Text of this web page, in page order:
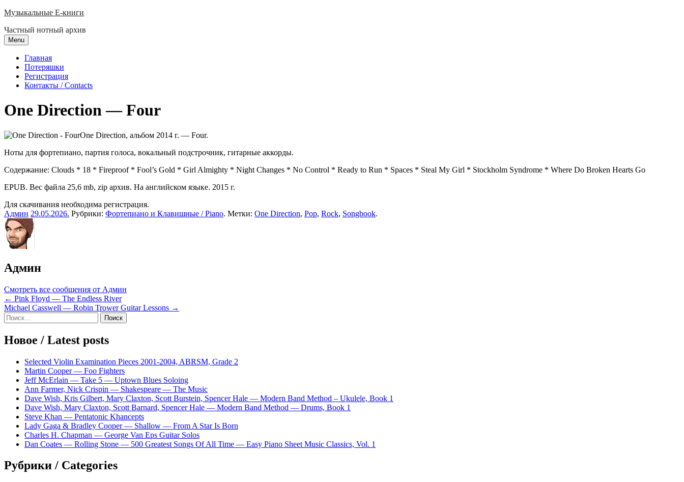
Skip
content
Музыкальные E-книги
Частный нотный архив
Menu
Главная
Потеряшки
Регистрация
Контакты / Contacts
One Direction — Four
One Direction, альбом 2014 г. — Four.
Ноты для фортепиано, партия голоса, вокальный подстрочник, гитарные аккорды.
Содержание: Clouds * 18 * Fireproof * Fool’s Gold * Girl Almighty * Night Changes * No Control * Ready to Run * Spaces * Steal My Girl * Stockholm Syndrome * Where Do Broken Hearts Go
EPUB. Вес файла 25,6 mb, zip архив. На английском языке. 2015 г.
Для скачивания необходима регистрация.
Админ 29.05.2026. Рубрики: Фортепиано и Клавишные / Piano. Метки: One Direction, Pop, Rock, Songbook.
Админ
Смотреть все сообщения от Админ
Навигация
по
записям
← Pink Floyd — The Endless River
Michael Casswell — Robin Trower Guitar Lessons →
Sidebar
Найти:
Новое / Latest posts
Selected Violin Examination Pieces 2001-2004, ABRSM, Grade 2
Martin Cooper — Foo Fighters
Jeff McErlain — Take 5 — Uptown Blues Soloing
Ann Farmer, Nick Crispin — Shakespeare — The Music
Dave Wish, Kris Gilbert, Mary Claxton, Scott Burstein, Spencer Hale — Modern Band Method – Ukulele, Book 1
Dave Wish, Mary Claxton, Scott Barnard, Spencer Hale — Modern Band Method — Drums, Book 1
Steve Khan — Pentatonic Khancepts
Lady Gaga & Bradley Cooper — Shallow — From A Star Is Born
Charles H. Chapman — George Van Eps Guitar Solos
Dan Coates — Rolling Stone — 500 Greatest Songs Of All Time — Easy Piano Sheet Music Classics, Vol. 1
Рубрики / Categories